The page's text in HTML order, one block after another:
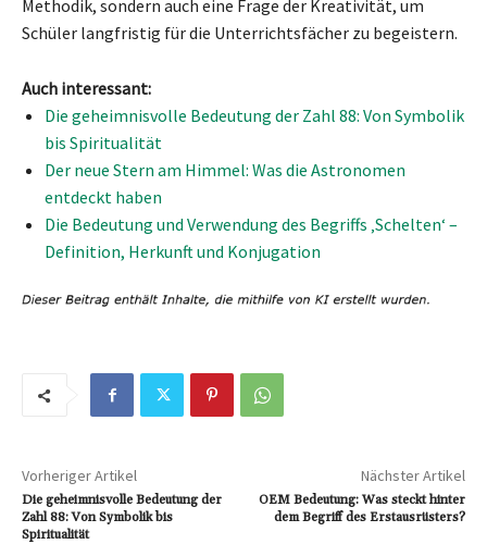
Methodik, sondern auch eine Frage der Kreativität, um
Schüler langfristig für die Unterrichtsfächer zu begeistern.
Auch interessant:
Die geheimnisvolle Bedeutung der Zahl 88: Von Symbolik
bis Spiritualität
Der neue Stern am Himmel: Was die Astronomen
entdeckt haben
Die Bedeutung und Verwendung des Begriffs ‚Schelten‘ –
Definition, Herkunft und Konjugation
Vorheriger Artikel
Die geheimnisvolle Bedeutung der
Zahl 88: Von Symbolik bis
Spiritualität
Nächster Artikel
OEM Bedeutung: Was steckt hinter
dem Begriff des Erstausrüsters?